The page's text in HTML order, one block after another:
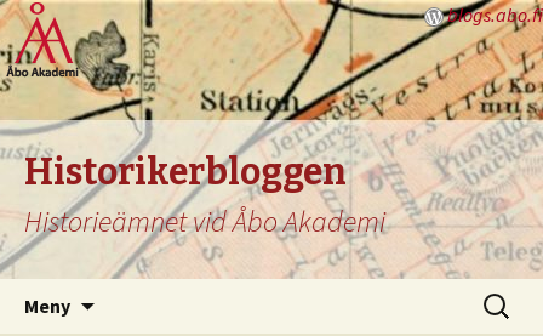
blogs.abo.fi
Historikerbloggen
Historieämnet vid Åbo Akademi
Meny
Sök
efter: